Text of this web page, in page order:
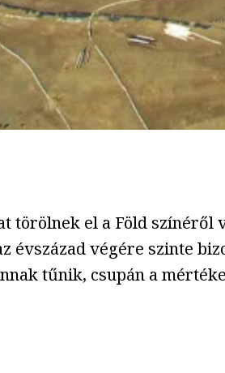
törölnek el a Föld színéről
évszázad végére szinte
tűnik, csupán a